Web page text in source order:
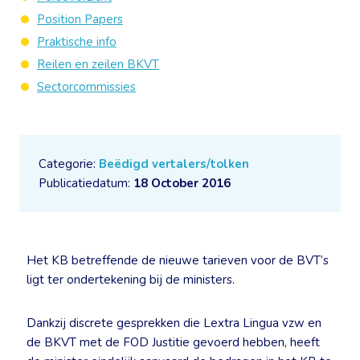
Categorie: Beëdigd vertalers/tolken
Publicatiedatum: 18 October 2016
Het KB betreffende de nieuwe tarieven voor de BVT’s
ligt ter ondertekening bij de ministers.
Dankzij discrete gesprekken die Lextra Lingua vzw en
de BKVT met de FOD Justitie gevoerd hebben, heeft
Position Papers
Praktische info
Reilen en zeilen BKVT
Sectorcommissies